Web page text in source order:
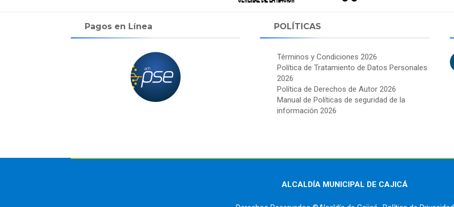
Pagos en Línea POLÍTICAS
Términos y Condiciones 2026
Política de Tratamiento de Datos Personales
2026
Política de Derechos de Autor 2026
Manual de Políticas de seguridad de la
información 2026
ALCALDÍA MUNICIPAL DE CAJICÁ